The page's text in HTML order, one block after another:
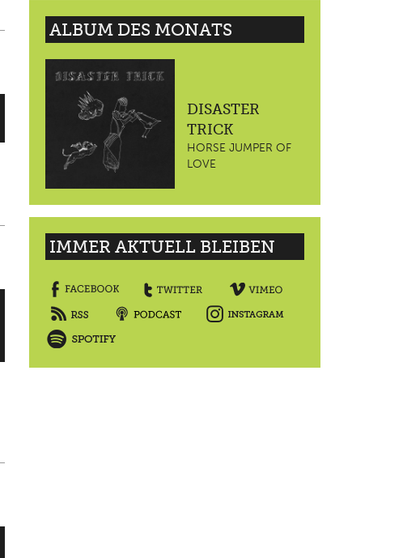
ALBUM DES MONATS
DISASTER
TRICK
HORSE JUMPER OF
LOVE
IMMER AKTUELL BLEIBEN